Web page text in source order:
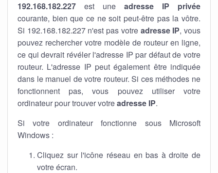
192.168.182.227 est une adresse IP privée
courante, bien que ce ne soit peut-être pas la vôtre.
Si 192.168.182.227 n'est pas votre adresse IP, vous
pouvez rechercher votre modèle de routeur en ligne,
ce qui devrait révéler l'adresse IP par défaut de votre
routeur. L'adresse IP peut également être indiquée
dans le manuel de votre routeur. Si ces méthodes ne
fonctionnent pas, vous pouvez utiliser votre
ordinateur pour trouver votreadresse IP.
Si votre ordinateur fonctionne sous Microsoft
Windows :
Cliquez sur l'icône réseau en bas à droite de
votre écran.